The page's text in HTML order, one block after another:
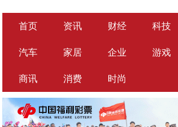
首页 资讯 财经 科技
汽车 家居 企业 游戏
商讯 消费 时尚